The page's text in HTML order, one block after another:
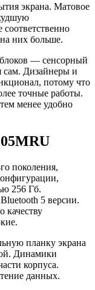
экрана. Матовое
соответственно
них больше.
— сенсорный
сам. Дизайнеры и
потому что
точные работы.
менее удобно
поколения,
256 Гб.
5 версии.
качеству
планку экрана
Динамики
корпуса.
данных.